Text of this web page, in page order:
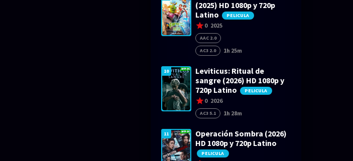
(2025) HD 1080p y 720p
Latino
PELICULA
0 2025
AAC 2.0
AC3 2.0
1h 25m
10
Leviticus: Ritual de
sangre (2026) HD 1080p y
720p Latino
PELICULA
0 2026
AC3 5.1 1h 28m
11
Operación Sombra (2026)
HD 1080p y 720p Latino
PELICULA